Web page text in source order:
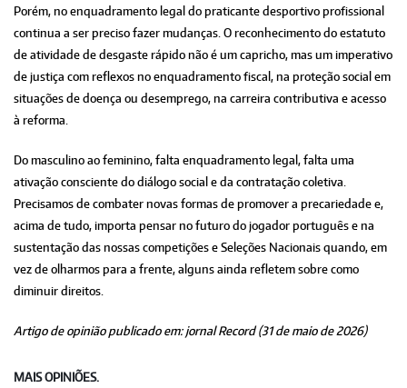
Porém, no enquadramento legal do praticante desportivo profissional
continua a ser preciso fazer mudanças. O reconhecimento do estatuto
de atividade de desgaste rápido não é um capricho, mas um imperativo
de justiça com reflexos no enquadramento fiscal, na proteção social em
situações de doença ou desemprego, na carreira contributiva e acesso
à reforma.
Do masculino ao feminino, falta enquadramento legal, falta uma
ativação consciente do diálogo social e da contratação coletiva.
Precisamos de combater novas formas de promover a precariedade e,
acima de tudo, importa pensar no futuro do jogador português e na
sustentação das nossas competições e Seleções Nacionais quando, em
vez de olharmos para a frente, alguns ainda refletem sobre como
diminuir direitos.
Artigo de opinião publicado em: jornal Record (31 de maio de 2026)
MAIS OPINIÕES.